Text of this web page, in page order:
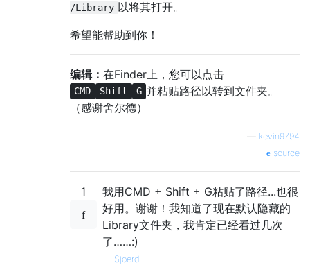
/Library 以将其打开。
希望能帮助到你！
编辑： 在Finder上，您可以点击
CMD Shift G 并粘贴路径以转到文件夹。
（感谢舍尔德）
kevin9794
source
1
我用CMD + Shift + G粘贴了路径...也很
好用。谢谢！我知道了现在默认隐藏的
Library文件夹，我肯定已经看过几次
了……:)
— Sjoerd